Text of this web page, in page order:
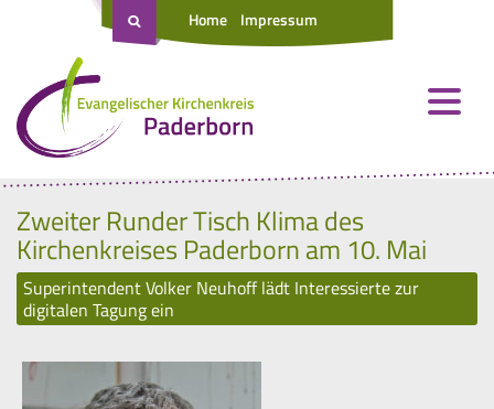
Home Impressum
Zweiter Runder Tisch Klima des
Kirchenkreises Paderborn am 10. Mai
Superintendent Volker Neuhoff lädt Interessierte zur
digitalen Tagung ein